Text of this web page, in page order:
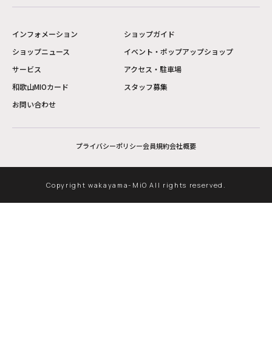
インフォメーション
ショップガイド
ショップニュース
イベント・ポップアップショップ
サービス
アクセス・駐車場
和歌山MIOカード
スタッフ募集
お問い合わせ
プライバシーポリシー会員規約会社概要
Copyright wakayama-MiO All rights reserved.